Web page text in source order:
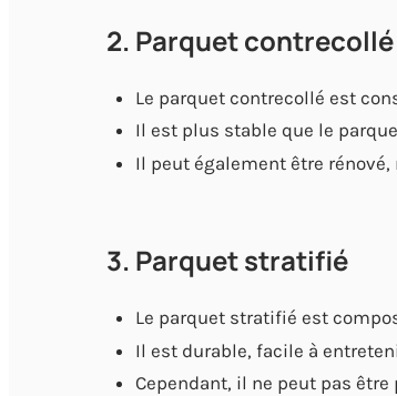
2. Parquet contrecollé
Le parquet contrecollé est
Il est plus stable que le
Il peut également être
3. Parquet stratifié
Le parquet stratifié est
Il est durable, facile à
Cependant, il ne peut pas